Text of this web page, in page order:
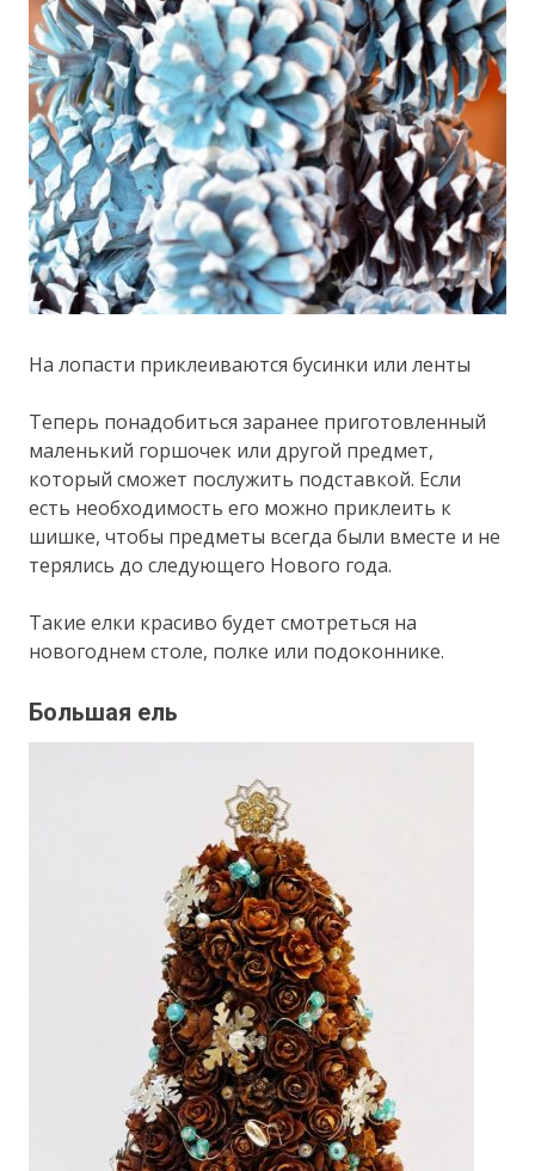
На лопасти приклеиваются бусинки или ленты
Теперь понадобиться заранее приготовленный
маленький горшочек или другой предмет,
который сможет послужить подставкой. Если
есть необходимость его можно приклеить к
шишке, чтобы предметы всегда были вместе и не
терялись до следующего Нового года.
Такие елки красиво будет смотреться на
новогоднем столе, полке или подоконнике.
Большая ель